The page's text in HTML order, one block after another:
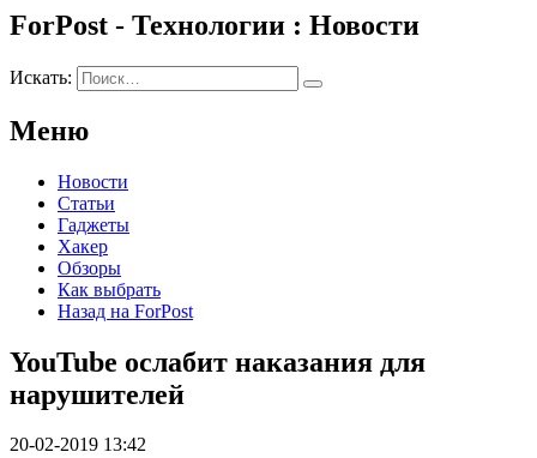
ForPost - Технологии : Новости
Искать:
Меню
Новости
Статьи
Гаджеты
Хакер
Обзоры
Как выбрать
Назад на ForPost
YouTube ослабит наказания для
нарушителей
20-02-2019 13:42